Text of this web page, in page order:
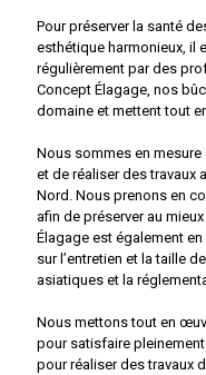
Pour préserver la santé
esthétique harmonieux, il
régulièrement par des
Concept Élagage, nos
domaine et mettent tout
Nous sommes en mesure
et de réaliser des travaux
Nord. Nous prenons en
afin de préserver au
Élagage est également
sur l’entretien et la taille
asiatiques et la
Nous mettons tout en
pour satisfaire
pour réaliser des travaux